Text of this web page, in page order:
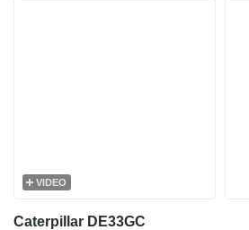
VIDEO
Caterpillar DE33GC